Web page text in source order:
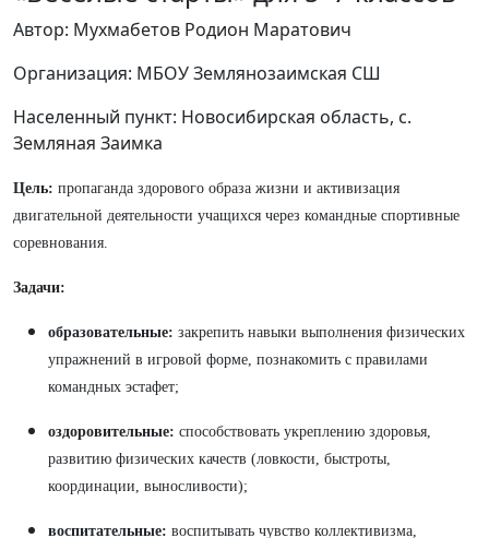
Автор: Мухмабетов Родион Маратович
Организация: МБОУ Землянозаимская СШ
Населенный пункт: Новосибирская область, с.
Земляная Заимка
Цель: пропаганда здорового образа жизни и активизация
двигательной деятельности учащихся через командные спортивные
соревнования.
Задачи:
образовательные: закрепить навыки выполнения физических
упражнений в игровой форме, познакомить с правилами
командных эстафет;
оздоровительные: способствовать укреплению здоровья,
развитию физических качеств (ловкости, быстроты,
координации, выносливости);
воспитательные: воспитывать чувство коллективизма,